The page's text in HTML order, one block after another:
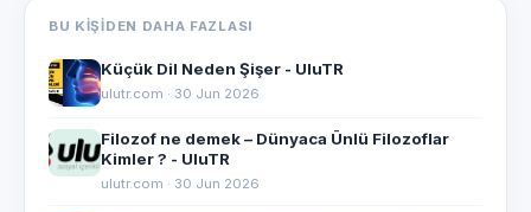
BU KIŞIDEN DAHA FAZLASI
Küçük Dil Neden Şişer - UluTR
ulutr.com · 30 Jun 2026
Filozof ne demek – Dünyaca Ünlü Filozoflar
Kimler ? - UluTR
ulutr.com · 30 Jun 2026